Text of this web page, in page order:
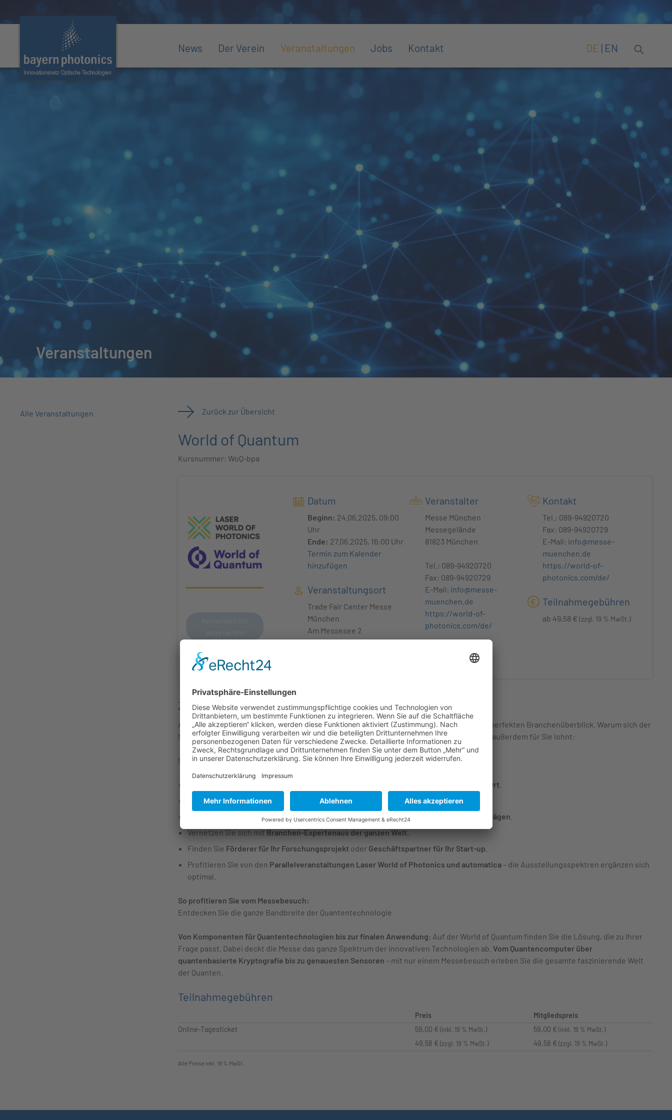
News Der Verein Veranstaltungen Jobs Kontakt DE EN
Veranstaltungen
Alle Veranstaltungen Zurück zur Übersicht
World of Quantum
Kursnummer: WoQ-bpa
Datum
Beginn: 24.06.2025, 09:00
Uhr
Ende: 27.06.2025, 16:00 Uhr
Termin zum Kalender
hinzufügen
Veranstaltungsort
Trade Fair Center Messe
München
Am Messesee 2
81829 München
Veranstalter
Messe München
Messegelände
81823 München
Tel.: 089-94920720
Fax: 089-94920729
E-Mail: info@messe-
muenchen.de
https://world-of-
photonics.com/de/
noch freie Plätze
Kontakt
Tel.: 089-94920720
Fax: 089-94920729
E-Mail: info@messe-
muenchen.de
https://world-of-
photonics.com/de/
Teilnahmegebühren
ab 49,58 € (zzgl. 19 % MwSt.)
Zusammenfassung
Als weltweit größte Fachmesse für Quantentechnologie bietet die World of Quantum den perfekten Branchenüberblick. Warum sich der
Messebesuch gerade im internationalen Jahr der Quantenwissenschaft und -technologie außerdem für Sie lohnt:
Messebesuch auf der World of Quantum– Ihre Vorteile im Überblick
an einem Ort
Erleben Sie dieWeltpremiere spannender Innovationen
live auf der World of Quantum.
Best Practices und der aktuellste Forschungsstand erwarten Sie in den
Foren und Vorträgen
Vernetzen Sie sich mitBranchen-Expertenaus der ganzen Welt.
Finden Sie Förderer für Ihr Forschungsprojekt oder Geschäftspartner für Ihr Start-up
Profitieren Sie von den Parallelveranstaltungen Laser World of Photonics und automatica – die Ausstellungsspektren ergänzen sich
optimal.
So profitieren Sie vom Messebesuch:
Entdecken Sie die ganze Bandbreite der Quantentechnologie
Von Komponenten für Quantentechnologien bis zur finalen Anwendung: Auf der World of Quantum finden Sie die Lösung, die zu Ihrer
Frage passt. Dabei deckt die Messe das ganze Spektrum der innovativen Technologien ab. Vom Quantencomputer über
quantenbasierte Kryptografie bis zu genauesten Sensoren – mit nur einem Messebesuch erleben Sie die gesamte faszinierende Welt
der Quanten.
Teilnahmegebühren
Preis
Mitgliedspreis
Online-Tagesticket
59,00 € (inkl. 19 % MwSt.)
49,58 € (zzgl. 19 % MwSt.)
59,00 € (inkl. 19 % MwSt.)
49,58 € (zzgl. 19 % MwSt.)
Alle Preise inkl. 19 % MwSt.